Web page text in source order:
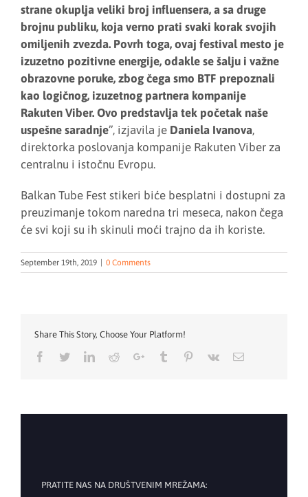
strane okuplja veliki broj influensera, a sa druge
brojnu publiku, koja verno prati svaki korak svojih
omiljenih zvezda. Povrh toga, ovaj festival mesto je
izuzetno pozitivne energije, odakle se šalju i važne
obrazovne poruke, zbog čega smo BTF prepoznali
kao logičnog, izuzetnog partnera kompanije
Rakuten Viber. Ovo predstavlja tek početak naše
uspešne saradnje”, izjavila je Daniela Ivanova,
direktorka poslovanja kompanije Rakuten Viber za
centralnu i istočnu Evropu.
Balkan Tube Fest stikeri biće besplatni i dostupni za
preuzimanje tokom naredna tri meseca, nakon čega
će svi koji su ih skinuli moći trajno da ih koriste.
September 19th, 2019 | 0 Comments
Share This Story, Choose Your Platform!
Facebook
TwitterLinkedIn
RedditGoogle+Tumblr Pinterest
Vk Email
PRATITE NAS NA DRUŠTVENIM MREŽAMA: